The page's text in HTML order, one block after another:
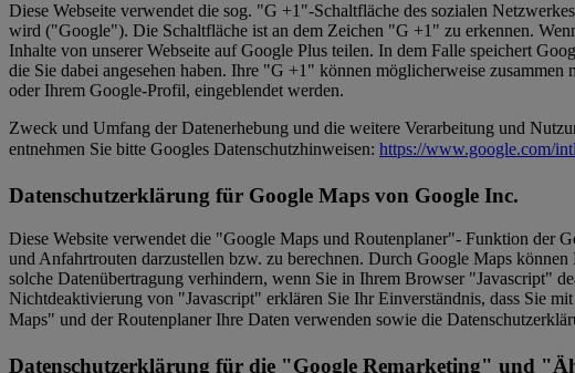
Diese Webseite verwendet die sog. "G +1"-Schaltfläche des sozialen
wird ("Google"). Die Schaltfläche ist an dem Zeichen "G +1" zu erkennen.
Inhalte von unserer Webseite auf Google Plus teilen. In dem Falle speichert
die Sie dabei angesehen haben. Ihre "G +1" können möglicherweise
oder Ihrem Google-Profil, eingeblendet werden.
Zweck und Umfang der Datenerhebung und die weitere Verarbeitung und
entnehmen Sie bitte Googles Datenschutzhinweisen: https://www.google.com/
Datenschutzerklärung für Google Maps von Google Inc.
Diese Website verwendet die "Google Maps und Routenplaner"- Funktion der
und Anfahrtrouten darzustellen bzw. zu berechnen. Durch Google Maps
solche Datenübertragung verhindern, wenn Sie in Ihrem Browser "Javascript"
Nichtdeaktivierung von "Javascript" erklären Sie Ihr Einverständnis, dass Sie
Maps" und der Routenplaner Ihre Daten verwenden sowie die
Datenschutzerklärung für die "Google Remarketing" und